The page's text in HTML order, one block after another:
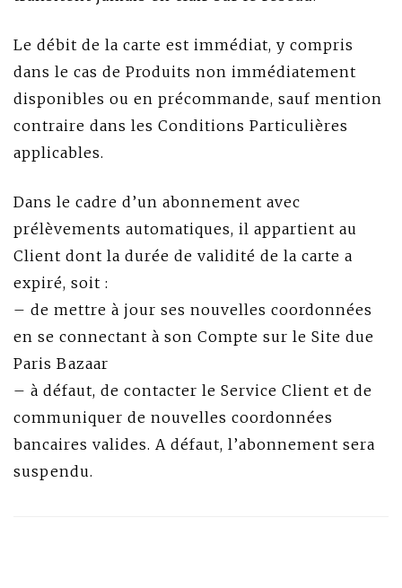
Le débit de la carte est immédiat, y compris
dans le cas de Produits non immédiatement
disponibles ou en précommande, sauf mention
contraire dans les Conditions Particulières
applicables.
Dans le cadre d’un abonnement avec
prélèvements automatiques, il appartient au
Client dont la durée de validité de la carte a
expiré, soit :
– de mettre à jour ses nouvelles coordonnées
en se connectant à son Compte sur le Site due
Paris Bazaar
– à défaut, de contacter le Service Client et de
communiquer de nouvelles coordonnées
bancaires valides. A défaut, l’abonnement sera
suspendu.